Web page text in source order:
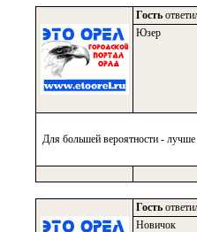
Гость
Юзер
Для большей вероятности -
Гость
Новичок